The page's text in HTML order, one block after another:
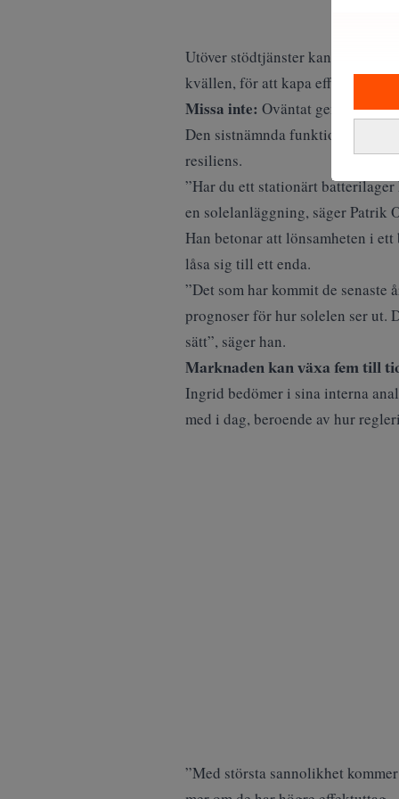
Utöver stödtjänster kan batterier
kvällen, för att kapa effekttoppar
Missa inte: Oväntat genombrott
Den sistnämnda funktionen har
resiliens.
”Har du ett stationärt
en solelanläggning, säger Patrik
Han betonar att lönsamheten i
låsa sig till ett enda.
”Det som har kommit de
prognoser för hur solelen ser ut.
sätt”, säger han.
Marknaden kan växa fem till
Ingrid bedömer i sina interna
med i dag, beroende av hur
”Med största sannolikhet